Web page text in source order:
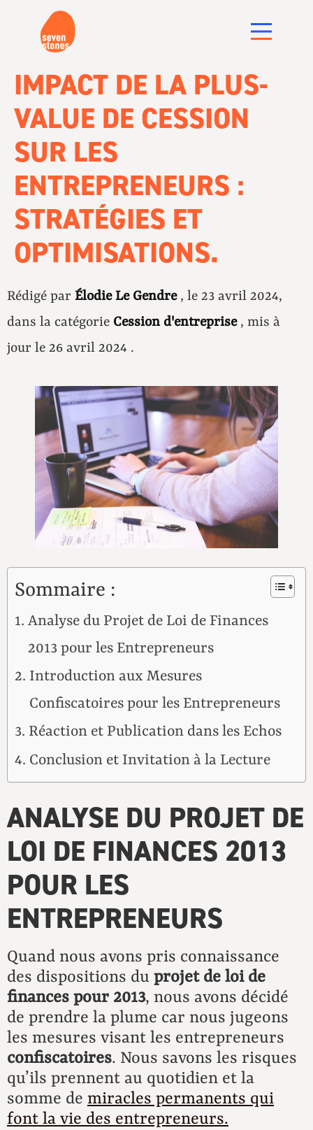
IMPACT DE LA PLUS-
VALUE DE CESSION
SUR LES
ENTREPRENEURS :
STRATÉGIES ET
OPTIMISATIONS.
Rédigé par Élodie Le Gendre , le 23 avril 2024,
dans la catégorie Cession d'entreprise, mis à
jour le 26 avril 2024 .
Sommaire :
Analyse du Projet de Loi de Finances
2013 pour les Entrepreneurs
Introduction aux Mesures
Confiscatoires pour les Entrepreneurs
Réaction et Publication dans les Echos
Conclusion et Invitation à la Lecture
ANALYSE DU PROJET DE
LOI DE FINANCES 2013
POUR LES
ENTREPRENEURS
Quand nous avons pris connaissance
des dispositions du projet de loi de
finances pour 2013, nous avons décidé
de prendre la plume car nous jugeons
les mesures visant les entrepreneurs
confiscatoires. Nous savons les risques
qu’ils prennent au quotidien et la
somme de miracles permanents qui
font la vie des entrepreneurs.